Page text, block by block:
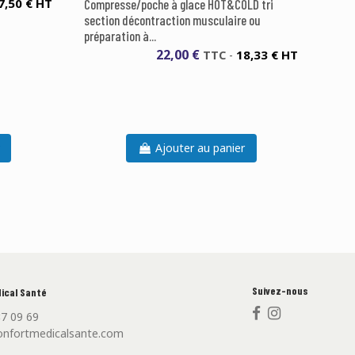
Compresse/poche à glace HOT&COLD tri
section décontraction musculaire ou
préparation à...
22,00 € TTC - 18,33 € HT
Ajouter au panier
Santé
09 69
Suivez-nous